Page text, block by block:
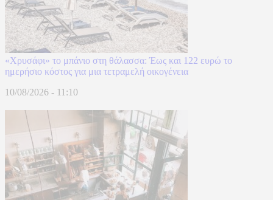
«Χρυσάφι» το μπάνιο στη θάλασσα: Έως και 122 ευρώ το
ημερήσιο κόστος για μια τετραμελή οικογένεια
10/08/2026 - 11:10